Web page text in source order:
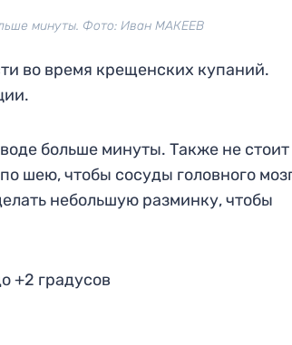
минуты. Фото: Иван МАКЕЕВ
во время крещенских купаний.
больше минуты. Также не стоит
шею, чтобы сосуды головного
небольшую разминку, чтобы
+2 градусов